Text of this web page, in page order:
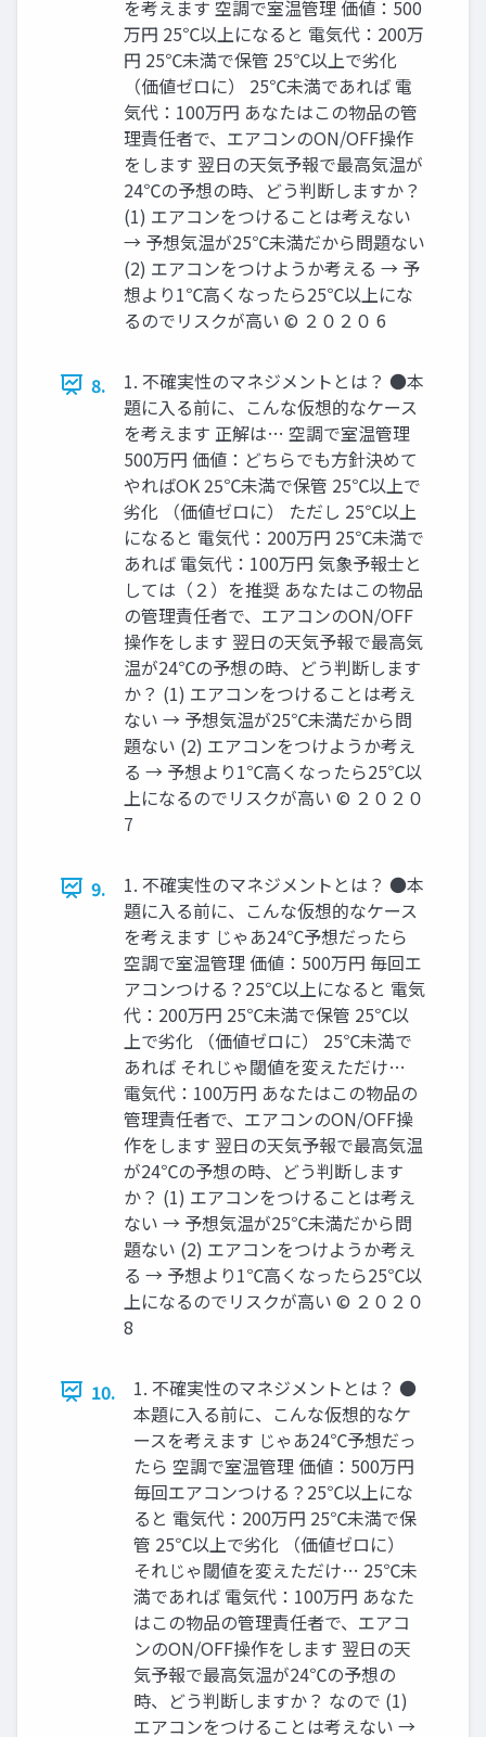
を考えます 空調で室温管理 価値：500
万円 25℃以上になると 電気代：200万
円 25℃未満で保管 25℃以上で劣化
（価値ゼロに） 25℃未満であれば 電
気代：100万円 あなたはこの物品の管
理責任者で、エアコンのON/OFF操作
をします 翌⽇の天気予報で最⾼気温が
24℃の予想の時、どう判断しますか？
(1) エアコンをつけることは考えない
→ 予想気温が25℃未満だから問題ない
(2) エアコンをつけようか考える → 予
想より1℃⾼くなったら25℃以上にな
るのでリスクが⾼い © ２０２０ 6
8.
1. 不確実性のマネジメントとは？ ●本
題に⼊る前に、こんな仮想的なケース
を考えます 正解は… 空調で室温管理
500万円 価値：どちらでも⽅針決めて
やればOK 25℃未満で保管 25℃以上で
劣化 （価値ゼロに） ただし 25℃以上
になると 電気代：200万円 25℃未満で
あれば 電気代：100万円 気象予報⼠と
しては（２）を推奨 あなたはこの物品
の管理責任者で、エアコンのON/OFF
操作をします 翌⽇の天気予報で最⾼気
温が24℃の予想の時、どう判断します
か？ (1) エアコンをつけることは考え
ない → 予想気温が25℃未満だから問
題ない (2) エアコンをつけようか考え
る → 予想より1℃⾼くなったら25℃以
上になるのでリスクが⾼い © ２０２０
7
9.
1. 不確実性のマネジメントとは？ ●本
題に⼊る前に、こんな仮想的なケース
を考えます じゃあ24℃予想だったら
空調で室温管理 価値：500万円 毎回エ
アコンつける？25℃以上になると 電気
代：200万円 25℃未満で保管 25℃以
上で劣化 （価値ゼロに） 25℃未満で
あれば それじゃ閾値を変えただけ…
電気代：100万円 あなたはこの物品の
管理責任者で、エアコンのON/OFF操
作をします 翌⽇の天気予報で最⾼気温
が24℃の予想の時、どう判断します
か？ (1) エアコンをつけることは考え
ない → 予想気温が25℃未満だから問
題ない (2) エアコンをつけようか考え
る → 予想より1℃⾼くなったら25℃以
上になるのでリスクが⾼い © ２０２０
8
10.
1. 不確実性のマネジメントとは？ ●
本題に⼊る前に、こんな仮想的なケ
ースを考えます じゃあ24℃予想だっ
たら 空調で室温管理 価値：500万円
毎回エアコンつける？25℃以上にな
ると 電気代：200万円 25℃未満で保
管 25℃以上で劣化 （価値ゼロに）
それじゃ閾値を変えただけ… 25℃未
満であれば 電気代：100万円 あなた
はこの物品の管理責任者で、エアコ
ンのON/OFF操作をします 翌⽇の天
気予報で最⾼気温が24℃の予想の
時、どう判断しますか？ なので (1)
エアコンをつけることは考えない →